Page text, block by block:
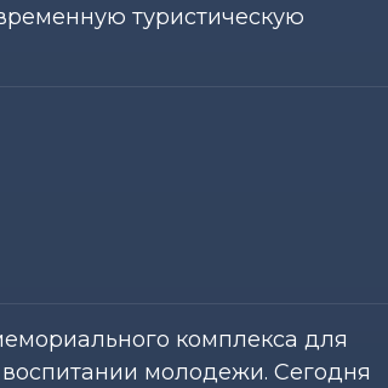
туристическую
комплекса для
молодежи. Сегодня